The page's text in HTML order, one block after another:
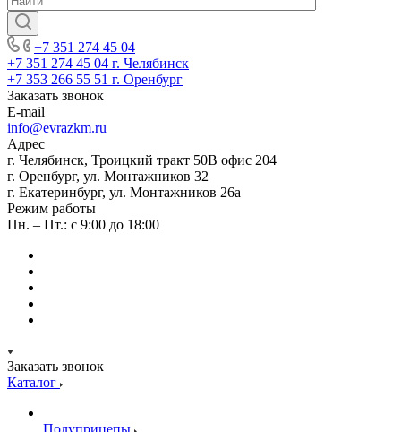
+7 351 274 45 04
+7 351 274 45 04 г. Челябинск
+7 353 266 55 51 г. Оренбург
Заказать звонок
E-mail
info@evrazkm.ru
Адрес
г. Челябинск, Троицкий тракт 50В офис 204
г. Оренбург, ул. Монтажников 32
г. Екатеринбург, ул. Монтажников 26а
Режим работы
Пн. – Пт.: с 9:00 до 18:00
Заказать звонок
Каталог
Полуприцепы